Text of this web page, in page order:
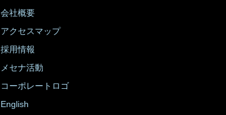
会社概要
アクセスマップ
採用情報
メセナ活動
コーポレートロゴ
English